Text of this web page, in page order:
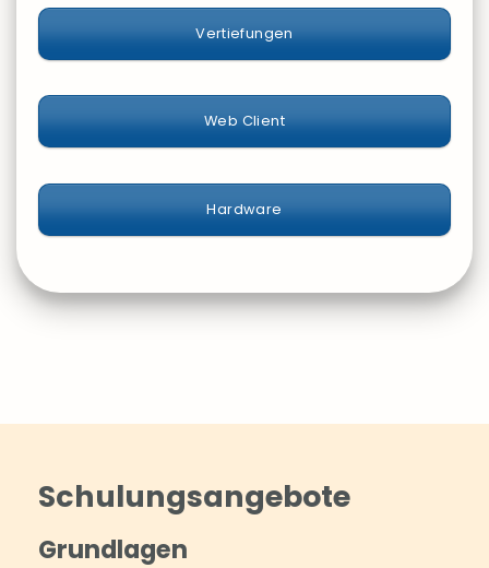
Vertiefungen
Web Client
Hardware
Schulungsangebote
Grundlagen